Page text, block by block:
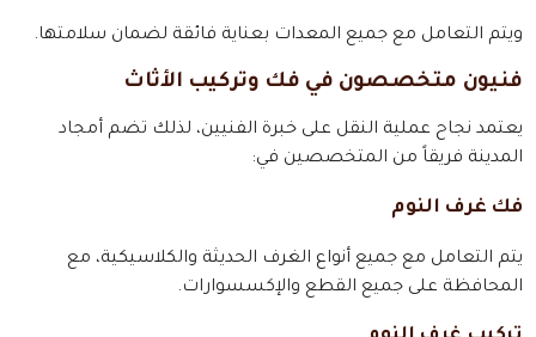
ويتم التعامل مع جميع المعدات بعناية فائقة لضمان سلامتها.
فنيون متخصصون في فك وتركيب الأثاث
يعتمد نجاح عملية النقل على خبرة الفنيين، لذلك تضم أمجاد
المدينة فريقاً من المتخصصين في:
فك غرف النوم
يتم التعامل مع جميع أنواع الغرف الحديثة والكلاسيكية، مع
المحافظة على جميع القطع والإكسسوارات.